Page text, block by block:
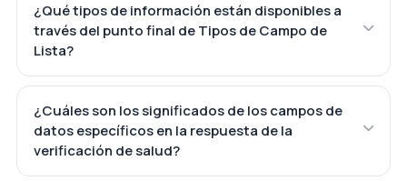
¿Qué tipos de información están disponibles a
través del punto final de Tipos de Campo de
Lista?
¿Cuáles son los significados de los campos de
datos específicos en la respuesta de la
verificación de salud?